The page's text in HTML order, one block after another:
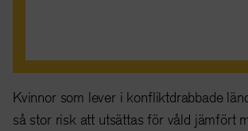
Kvinnor som lever i konfliktdrabbade
så stor risk att utsättas för våld jämfört